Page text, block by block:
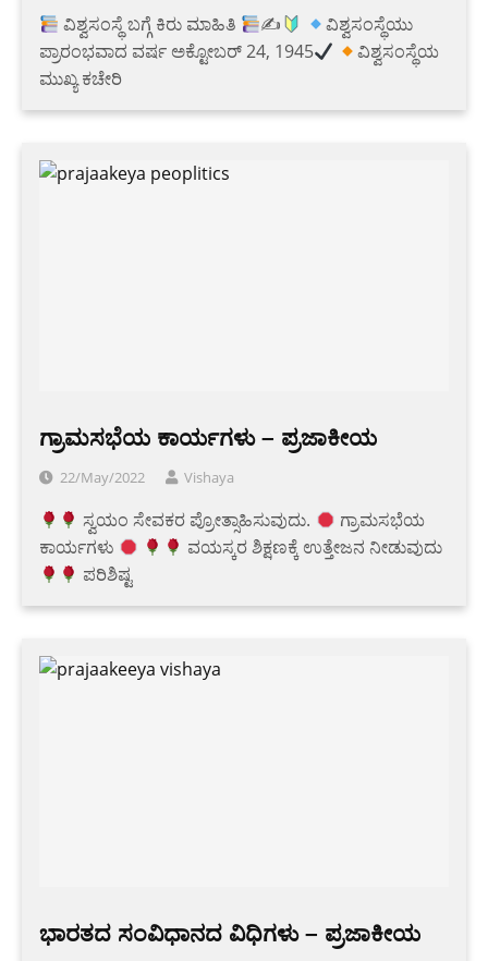
ವಿಶ್ವಸಂಸ್ಥೆ ಬಗ್ಗೆ ಕಿರು ಮಾಹಿತಿ ✍
ವಿಶ್ವಸಂಸ್ಥೆಯು
ಪ್ರಾರಂಭವಾದ ವರ್ಷ ಅಕ್ಟೋಬರ್ 24, 1945
ವಿಶ್ವಸಂಸ್ಥೆಯ
ಮುಖ್ಯ ಕಚೇರಿ
ಗ್ರಾಮಸಭೆಯ ಕಾರ್ಯಗಳು – ಪ್ರಜಾಕೀಯ
22/May/2022 Vishaya
ಸ್ವಯಂ ಸೇವಕರ ಪ್ರೋತ್ಸಾಹಿಸುವುದು.
ಗ್ರಾಮಸಭೆಯ
ಕಾರ್ಯಗಳು
ವಯಸ್ಕರ ಶಿಕ್ಷಣಕ್ಕೆ ಉತ್ತೇಜನ ನೀಡುವುದು
ಪರಿಶಿಷ್ಟ
ಭಾರತದ ಸಂವಿಧಾನದ ವಿಧಿಗಳು – ಪ್ರಜಾಕೀಯ